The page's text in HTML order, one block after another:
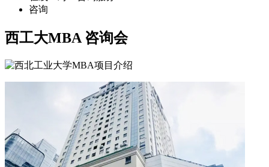
咨询
西工大MBA 咨询会